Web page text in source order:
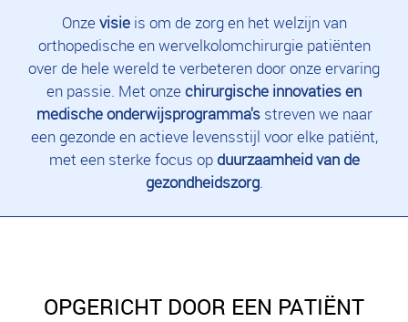
Onze visie is om de zorg en het welzijn van
orthopedische en wervelkolomchirurgie patiënten
over de hele wereld te verbeteren door onze ervaring
en passie. Met onze chirurgische innovaties en
medische onderwijsprogramma'sstreven we naar
een gezonde en actieve levensstijl voor elke patiënt,
met een sterke focus op duurzaamheid van de
gezondheidszorg.
OPGERICHT DOOR EEN PATIËNT